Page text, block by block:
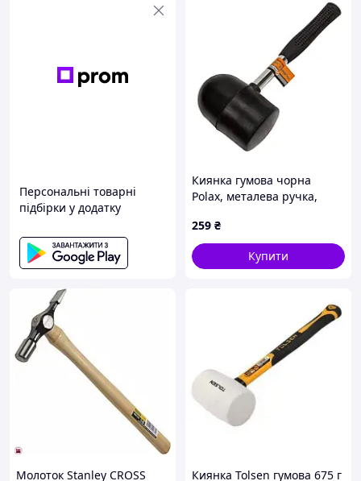
Персональні товарні
підбірки у додатку
Киянка гумова чорна
Polax, металева ручка,
259 ₴
Купити
Молоток Stanley CROSS
Киянка Tolsen гумова 675 г